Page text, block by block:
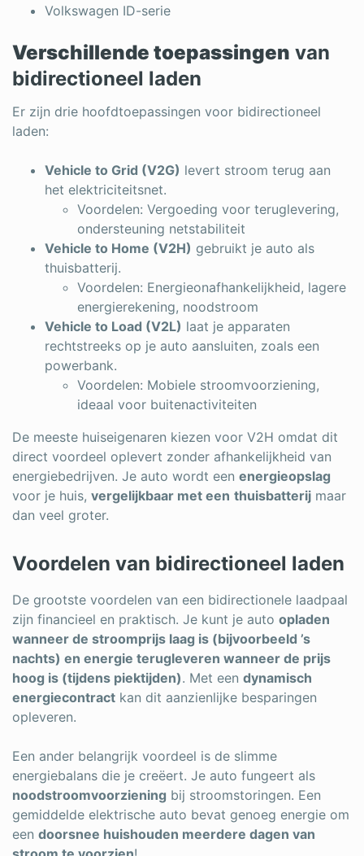
Volkswagen ID-serie
Verschillende toepassingen van
bidirectioneel laden
Er zijn drie hoofdtoepassingen voor bidirectioneel
laden:
Vehicle to Grid (V2G) levert stroom terug aan
het elektriciteitsnet.
Voordelen: Vergoeding voor teruglevering,
ondersteuning netstabiliteit
Vehicle to Home (V2H) gebruikt je auto als
thuisbatterij.
Voordelen: Energieonafhankelijkheid, lagere
energierekening, noodstroom
Vehicle to Load (V2L) laat je apparaten
rechtstreeks op je auto aansluiten, zoals een
powerbank.
Voordelen: Mobiele stroomvoorziening,
ideaal voor buitenactiviteiten
De meeste huiseigenaren kiezen voor V2H omdat dit
direct voordeel oplevert zonder afhankelijkheid van
energiebedrijven. Je auto wordt een energieopslag
voor je huis, vergelijkbaar met een thuisbatterij maar
dan veel groter.
Voordelen van bidirectioneel laden
De grootste voordelen van een bidirectionele laadpaal
zijn financieel en praktisch. Je kunt je auto opladen
wanneer de stroomprijs laag is (bijvoorbeeld ’s
nachts) en energie terugleveren wanneer de prijs
hoog is (tijdens piektijden). Met een dynamisch
energiecontract kan dit aanzienlijke besparingen
opleveren.
Een ander belangrijk voordeel is de slimme
energiebalans die je creëert. Je auto fungeert als
noodstroomvoorziening bij stroomstoringen. Een
gemiddelde elektrische auto bevat genoeg energie om
een doorsnee huishouden meerdere dagen van